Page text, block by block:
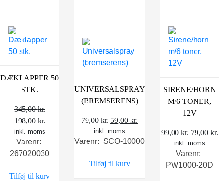
DÆKLAPPER 50
STK.
345,00kr.
Den
oprindelige
pris
var:
198,00 kr.
aktuelle
er:
inkl. moms
Varenr:
267020030
Tilføj til kurv
UNIVERSALSPRAY
(BREMSERENS)
79,00kr. Den
oprindelige
pris
79,00 kr..
59,00 kr.
aktuelle
pris
59,00 kr..
inkl. moms
Varenr: SCO-10000
Tilføj til kurv
SIRENE/HORN
M/6 TONER,
12V
99,00kr. Den
pris
var:
79,00 kr.
inkl. moms
Varenr:
PW1000-20D